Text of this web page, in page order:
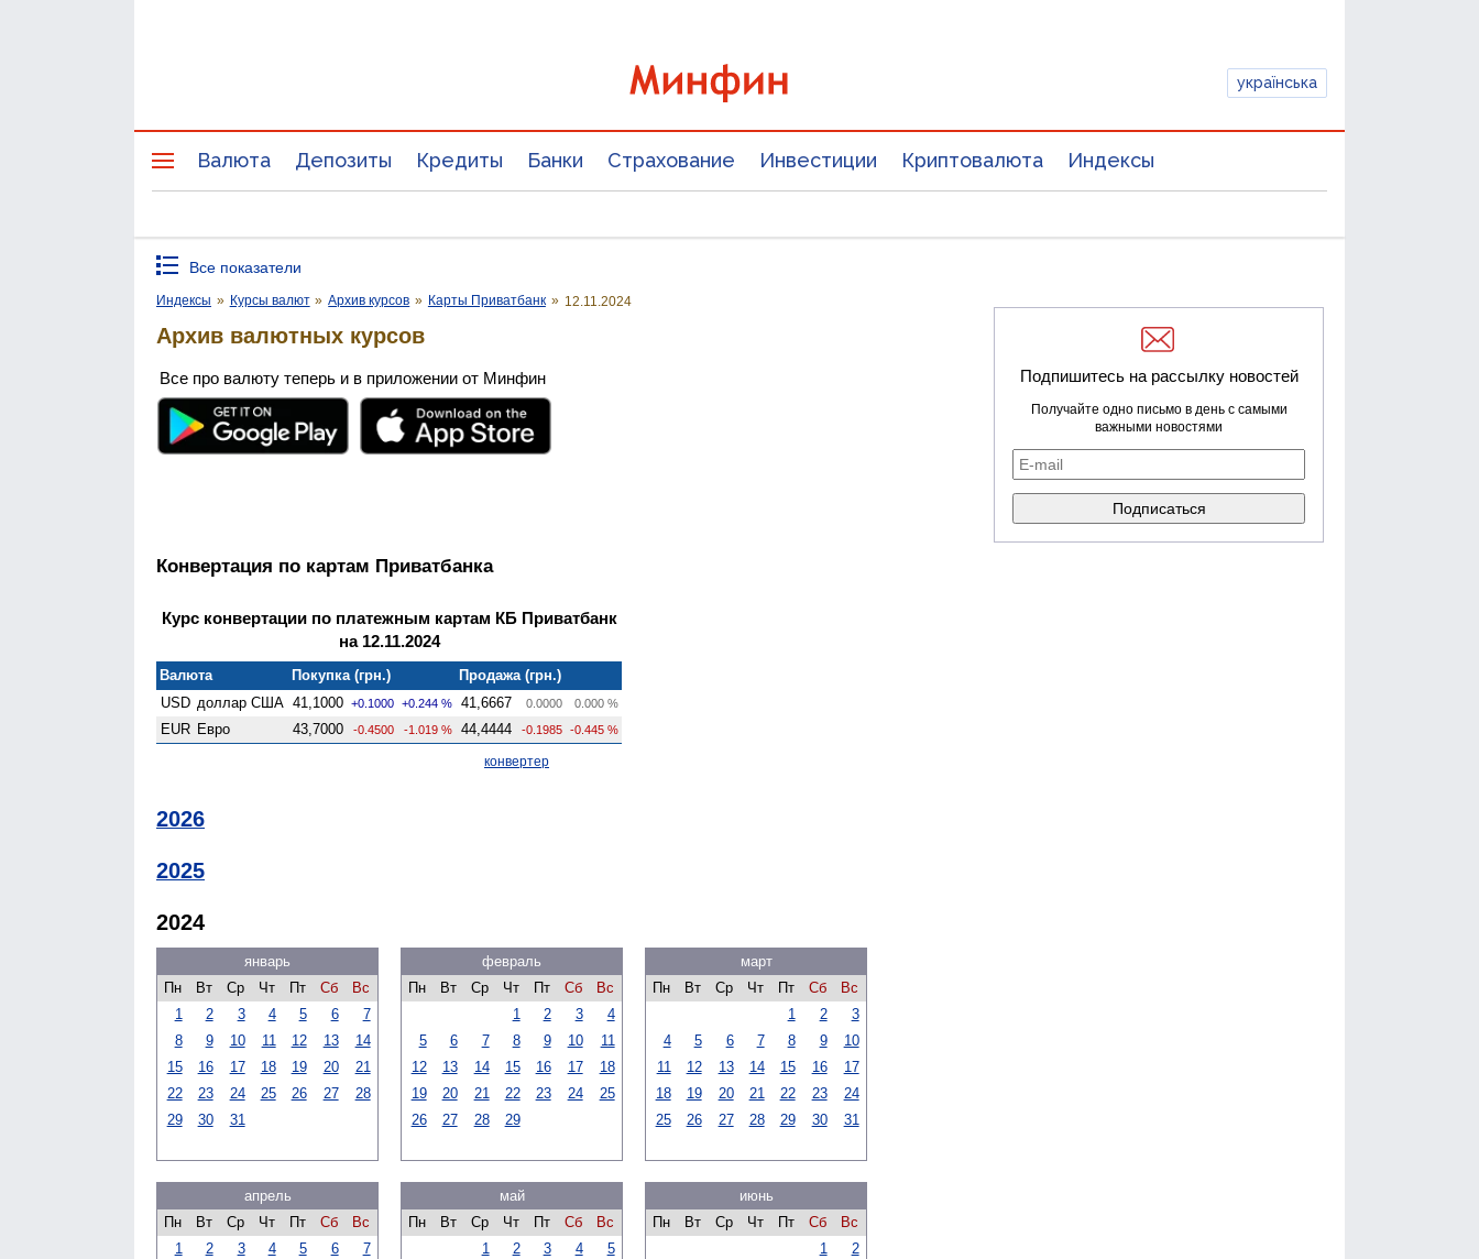
українська
Валюта Депозиты Кредиты Банки Страхование Инвестиции Криптовалюта Индексы
Все показатели
Индексы » Курсы валют » Архив курсов » Карты Приватбанк » 12.11.2024
Архив валютных курсов
Все про валюту теперь и в приложении от Минфин
Конвертация по картам Приватбанка
Курс конвертации по платежным картам КБ Приватбанк
на 12.11.2024
Валюта Покупка (грн.)
Продажа (грн.)
USD доллар США 41,1000 +0.1000 +0.244 % 41,6667 0.0000 0.000 %
EUR Евро 43,7000 -0.4500 -1.019 % 44,4444 -0.1985 -0.445 %
конвертер
2026
2025
2024
январь
Пн
Вт Ср Чт Пт Сб
Вс
1
2 3 4 5 6
7
8
9 10 11 12 13
14
15
16 17 18 19 20
21
22
23 24 25 26 27
28
29
30 31
февраль
Пн
Вт Ср Чт Пт Сб
Вс
1
2 3
4
5
6 7 8 9 10
11
12
13 14 15 16 17
18
19
20 21 22 23 24
25
26
27 28 29
март
Пн
Вт Ср Чт Пт Сб
Вс
1
2
3
4
5 6 7 8 9
10
11
12 13 14 15 16
17
18
19 20 21 22 23
24
25
26 27 28 29 30 31
апрель
Пн
Вт Ср Чт Пт Сб
Вс
1
2 3 4 5 6
7
май
Пн
Вт Ср Чт Пт Сб
Вс
1
2 3 4
5
июнь
Пн
Вт Ср Чт Пт Сб
Вс
1
2
Подпишитесь на рассылку новостей
Получайте одно письмо в день с самыми
важными новостями